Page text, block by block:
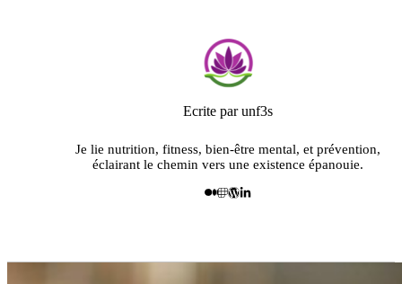
Ecrite par unf3s
Je lie nutrition, fitness, bien-être mental, et prévention,
éclairant le chemin vers une existence épanouie.